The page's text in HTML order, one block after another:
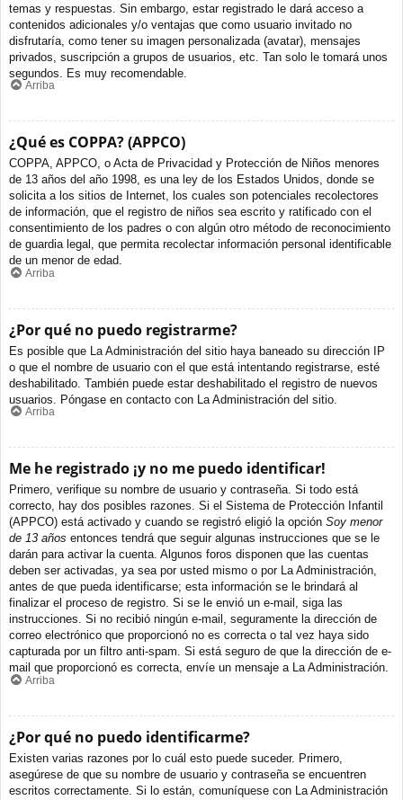
temas y respuestas. Sin embargo, estar registrado le dará acceso a
contenidos adicionales y/o ventajas que como usuario invitado no
disfrutaría, como tener su imagen personalizada (avatar), mensajes
privados, suscripción a grupos de usuarios, etc. Tan solo le tomará unos
segundos. Es muy recomendable.
Arriba
¿Qué es COPPA? (APPCO)
COPPA, APPCO, o Acta de Privacidad y Protección de Niños menores
de 13 años del año 1998, es una ley de los Estados Unidos, donde se
solicita a los sitios de Internet, los cuales son potenciales recolectores
de información, que el registro de niños sea escrito y ratificado con el
consentimiento de los padres o con algún otro método de reconocimiento
de guardia legal, que permita recolectar información personal identificable
de un menor de edad.
Arriba
¿Por qué no puedo registrarme?
Es posible que La Administración del sitio haya baneado su dirección IP
o que el nombre de usuario con el que está intentando registrarse, esté
deshabilitado. También puede estar deshabilitado el registro de nuevos
usuarios. Póngase en contacto con La Administración del sitio.
Arriba
Me he registrado ¡y no me puedo identificar!
Primero, verifique su nombre de usuario y contraseña. Si todo está
correcto, hay dos posibles razones. Si el Sistema de Protección Infantil
(APPCO) está activado y cuando se registró eligió la opción Soy menor
de 13 años entonces tendrá que seguir algunas instrucciones que se le
darán para activar la cuenta. Algunos foros disponen que las cuentas
deben ser activadas, ya sea por usted mismo o por La Administración,
antes de que pueda identificarse; esta información se le brindará al
finalizar el proceso de registro. Si se le envió un e-mail, siga las
instrucciones. Si no recibió ningún e-mail, seguramente la dirección de
correo electrónico que proporcionó no es correcta o tal vez haya sido
capturada por un filtro anti-spam. Si está seguro de que la dirección de e-
mail que proporcionó es correcta, envíe un mensaje a La Administración.
Arriba
¿Por qué no puedo identificarme?
Existen varias razones por lo cuál esto puede suceder. Primero,
asegúrese de que su nombre de usuario y contraseña se encuentren
escritos correctamente. Si lo están, comuníquese con La Administración